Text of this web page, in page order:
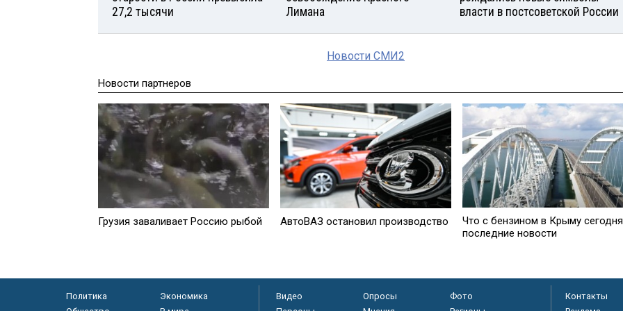
27,2 тысячи
Лимана
власти в постсоветской России
Новости СМИ2
Новости партнеров
Грузия заваливает Россию рыбой АвтоВАЗ остановил производство
Что с бензином в Крыму
последние новости
Политика
Экономика
Видео Опросы
Фото
Контакты